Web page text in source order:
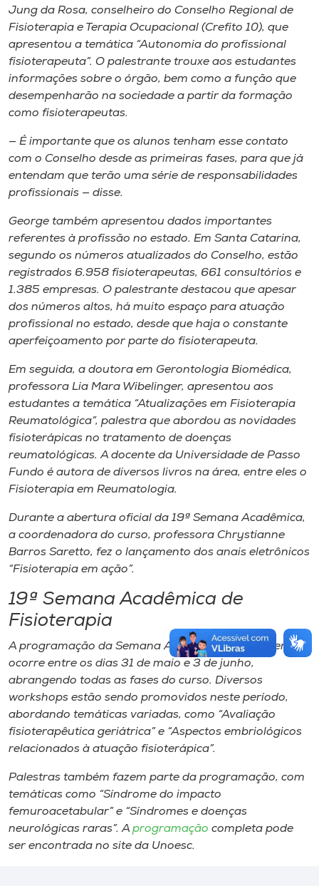
Jung da Rosa, conselheiro do Conselho Regional de
Fisioterapia e Terapia Ocupacional (Crefito 10), que
apresentou a temática “Autonomia do profissional
fisioterapeuta”. O palestrante trouxe aos estudantes
informações sobre o órgão, bem como a função que
desempenharão na sociedade a partir da formação
como fisioterapeutas.
— É importante que os alunos tenham esse contato
com o Conselho desde as primeiras fases, para que já
entendam que terão uma série de responsabilidades
profissionais — disse.
George também apresentou dados importantes
referentes à profissão no estado. Em Santa Catarina,
segundo os números atualizados do Conselho, estão
registrados 6.958 fisioterapeutas, 661 consultórios e
1.385 empresas. O palestrante destacou que apesar
dos números altos, há muito espaço para atuação
profissional no estado, desde que haja o constante
aperfeiçoamento por parte do fisioterapeuta.
Em seguida, a doutora em Gerontologia Biomédica,
professora Lia Mara Wibelinger, apresentou aos
estudantes a temática “Atualizações em Fisioterapia
Reumatológica”, palestra que abordou as novidades
fisioterápicas no tratamento de doenças
reumatológicas. A docente da Universidade de Passo
Fundo é autora de diversos livros na área, entre eles o
Fisioterapia em Reumatologia.
Durante a abertura oficial da 19ª Semana Acadêmica,
a coordenadora do curso, professora Chrystianne
Barros Saretto, fez o lançamento dos anais eletrônicos
“Fisioterapia em ação”.
19ª Semana Acadêmica de
Fisioterapia
A programação da Semana Acadêmica de Fisioterapia
ocorre entre os dias 31 de maio e 3 de junho,
abrangendo todas as fases do curso. Diversos
workshops estão sendo promovidos neste período,
abordando temáticas variadas, como “Avaliação
fisioterapêutica geriátrica” e “Aspectos embriológicos
relacionados à atuação fisioterápica”.
Palestras também fazem parte da programação, com
temáticas como “Síndrome do impacto
femuroacetabular” e “Síndromes e doenças
neurológicas raras”. A programação completa pode
ser encontrada no site da Unoesc.